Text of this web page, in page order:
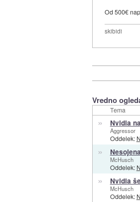
Od 500€
skibidi
Vredno
Tema
» Nvidia
Aggressor
Oddelek:
»
McHusch
Oddelek:
» Nvidia
McHusch
Oddelek: